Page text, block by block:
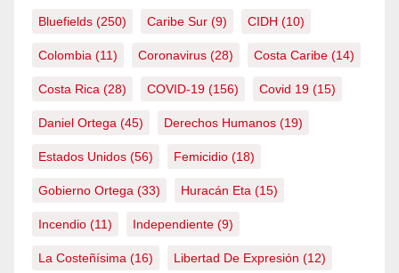
Bluefields (250) Caribe Sur (9) CIDH (10)
Colombia (11) Coronavirus (28) Costa Caribe (14)
Costa Rica (28) COVID-19 (156) Covid 19 (15)
Daniel Ortega (45) Derechos Humanos (19)
Estados Unidos (56) Femicidio (18)
Gobierno Ortega (33) Huracán Eta (15)
Incendio (11) Independiente (9)
La Costeñísima (16) Libertad De Expresión (12)